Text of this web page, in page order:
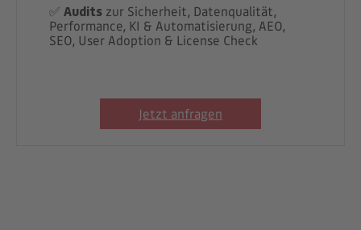
✅ Audits zur Sicherheit, Datenqualität,
Performance, KI & Automatisierung, AEO,
SEO, User Adoption & License Check
Jetzt anfragen